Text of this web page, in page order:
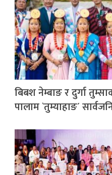
बिबश नेम्बाङ र दुर्गा
पालाम `तुम्याहाङ´